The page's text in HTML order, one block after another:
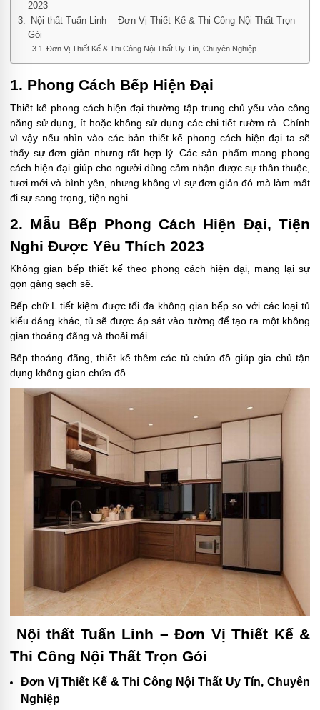
2023
Nội thất Tuấn Linh – Đơn Vị Thiết Kế & Thi Công Nội Thất Trọn
Gói
Đơn Vị Thiết Kế & Thi Công Nội Thất Uy Tín, Chuyên Nghiệp
1. Phong Cách Bếp Hiện Đại
Thiết kế phong cách hiện đại thường tập trung chủ yếu vào công
năng sử dụng, ít hoặc không sử dụng các chi tiết rườm rà. Chính
vì vậy nếu nhìn vào các bản thiết kế phong cách hiện đại ta sẽ
thấy sự đơn giản nhưng rất hợp lý. Các sản phẩm mang phong
cách hiện đại giúp cho người dùng cảm nhận được sự thân thuộc,
tươi mới và bình yên, nhưng không vì sự đơn giản đó mà làm mất
đi sự sang trọng, tiện nghi.
2. Mẫu Bếp Phong Cách Hiện Đại, Tiện
Nghi Được Yêu Thích 2023
Không gian bếp thiết kế theo phong cách hiện đại, mang lại sự
gọn gàng sạch sẽ.
Bếp chữ L tiết kiệm được tối đa không gian bếp so với các loại tủ
kiểu dáng khác, tủ sẽ được áp sát vào tường để tạo ra một không
gian thoáng đãng và thoải mái.
Bếp thoáng đãng, thiết kế thêm các tủ chứa đồ giúp gia chủ tận
dụng không gian chứa đồ.
Nội thất Tuấn Linh – Đơn Vị Thiết Kế &
Thi Công Nội Thất Trọn Gói
Đơn Vị Thiết Kế & Thi Công Nội Thất Uy Tín, Chuyên
Nghiệp